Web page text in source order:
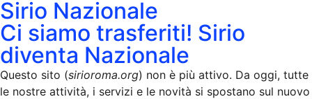
Sirio Nazionale
Ci siamo trasferiti! Sirio
diventa Nazionale
Questo sito (sirioroma.org) non è più attivo. Da oggi, tutte
le nostre attività, i servizi e le novità si spostano sul nuovo